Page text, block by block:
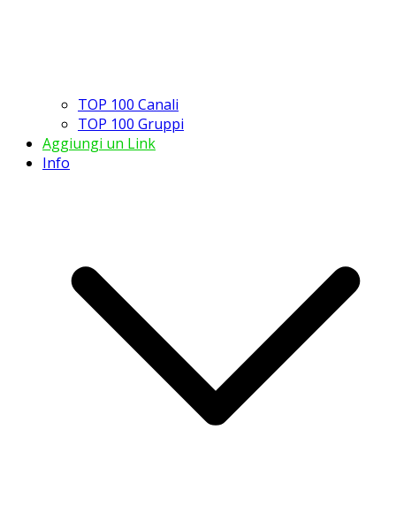
TOP 100 Canali
TOP 100 Gruppi
Aggiungi un Link
Info